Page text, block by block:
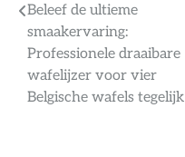
Bericht
navigatie
Beleef de ultieme
smaakervaring:
Professionele draaibare
wafelijzer voor vier
Belgische wafels tegelijk